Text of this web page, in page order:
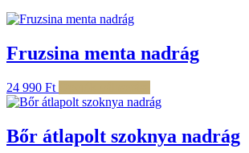
Fruzsina menta nadrág
24 990 Ft
a
variációja
Bőr átlapolt szoknya nadrág